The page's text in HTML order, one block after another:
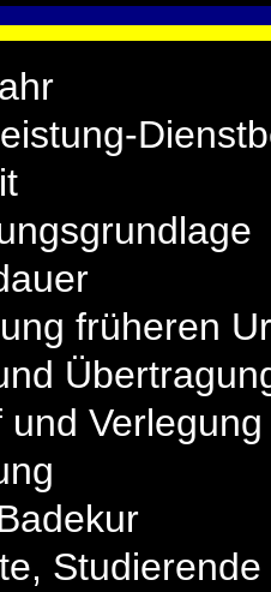
früheren
und Verlegung
Studierende